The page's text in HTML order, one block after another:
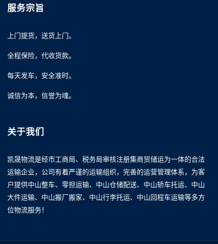
服务宗旨
上门提货，送货上门。
全程保险，代收货款。
每天发车，安全准时。
诚信为本，信誉为魂。
关于我们
凯晟物流是经市工商局、税务局审核注册集商贸储运为一体的合法
运输企业，公司有着严谨的运输组织，完善的运营管理体系，为客
户提供中山整车、零担运输、中山仓储配送、中山轿车托运、中山
大件运输、中山搬厂搬家、中山行李托运、中山回程车运输等多方
位物流服务！